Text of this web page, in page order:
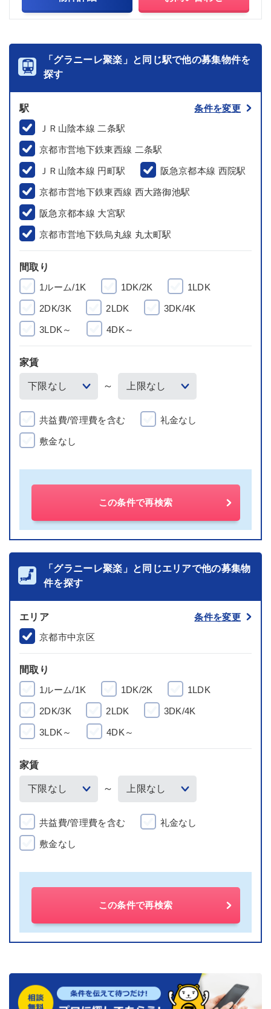
「グラニーレ聚楽」と同じ駅で他の募集物件を
探す
駅
条件を変更
ＪＲ山陰本線 二条駅
京都市営地下鉄東西線 二条駅
ＪＲ山陰本線 円町駅 阪急京都本線 西院駅
京都市営地下鉄東西線 西大路御池駅
阪急京都本線 大宮駅
京都市営地下鉄烏丸線 丸太町駅
間取り
1ルーム/1K
1DK/2K 1LDK
2DK/3K 2LDK 3DK/4K
3LDK～ 4DK～
家賃
～
共益費/管理費を含む 礼金なし
敷金なし
この条件で再検索
「グラニーレ聚楽」と同じエリアで他の募集物
件を探す
エリア
条件を変更
京都市中京区
間取り
1ルーム/1K
1DK/2K 1LDK
2DK/3K 2LDK 3DK/4K
3LDK～ 4DK～
家賃
～
共益費/管理費を含む 礼金なし
敷金なし
この条件で再検索